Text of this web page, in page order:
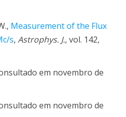
Measurement of the Flux
s, Astrophys. J., vol. 142,
em novembro de
em novembro de